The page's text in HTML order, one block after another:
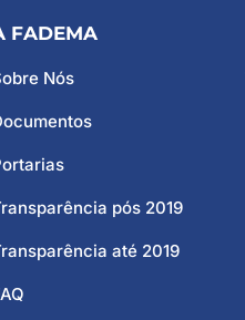
FADEMA
Nós
pós 2019
até 2019